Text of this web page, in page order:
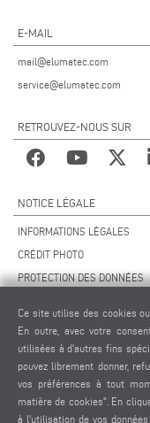
E-MAIL
mail@elumatec.com
service@elumatec.com
RETROUVEZ-NOUS SUR
NOTICE LÉGALE
INFORMATIONS LÉGALES
CRÉDIT PHOTO
PROTECTION DES DONNÉES
ACCORD DE
PARAMÈTRES DES COOKIES
CODE DE CONDUITE DES
Ce site utilise des cookies
En outre, avec votre
utilisées à d'autres fins
pouvez librement donner,
vos préférences à tout
matière de cookies". En
à l'utilisation de vos